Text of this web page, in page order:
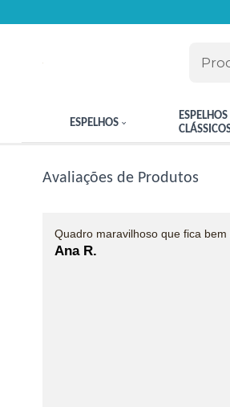
ESPELHOS
ESPELHOS
Avaliações de Produtos
Quadro maravilhoso que fica
Ana R.